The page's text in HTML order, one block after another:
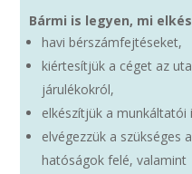
Bármi is legyen, mi
havi bérszámfejtéseket,
kiértesítjük a céget az
járulékokról,
elkészítjük a munkáltatói
elvégezzük a szükséges
hatóságok felé, valamint